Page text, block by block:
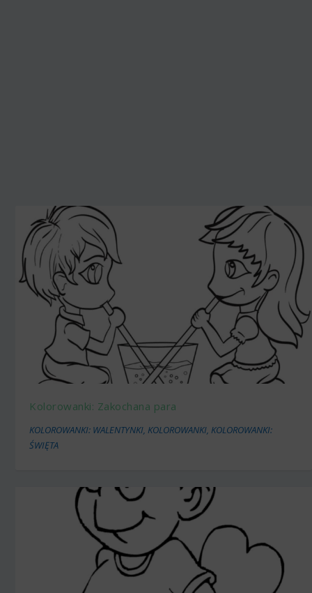
Kolorowanki: Zakochana para
KOLOROWANKI: WALENTYNKI,KOLOROWANKI,KOLOROWANKI:
ŚWIĘTA